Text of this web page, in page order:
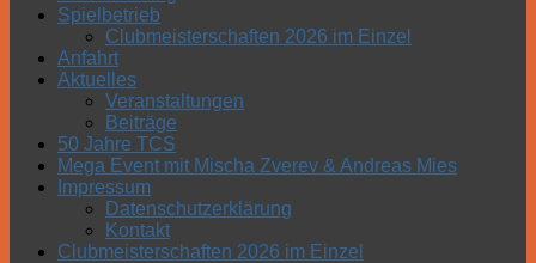
Spielbetrieb
Clubmeisterschaften 2026 im Einzel
Anfahrt
Aktuelles
Veranstaltungen
Beiträge
50 Jahre TCS
Mega Event mit Mischa Zverev & Andreas Mies
Impressum
Datenschutzerklärung
Kontakt
Clubmeisterschaften 2026 im Einzel